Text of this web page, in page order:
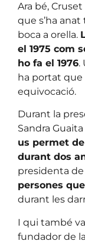
Ara bé,
que s’ha
boca a orella.
el 1975 com
ho fa el 1976.
ha portat que
equivocació.
Durant la
Sandra
us permet
durant dos
presidenta de
persones
durant les
I qui també
fundador de